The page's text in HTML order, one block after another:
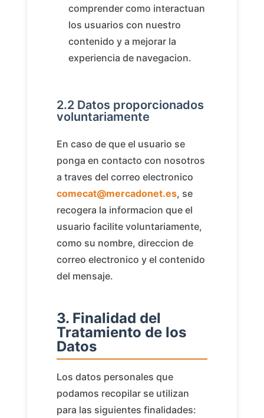
comprender como interactuan
los usuarios con nuestro
contenido y a mejorar la
experiencia de navegacion.
2.2 Datos proporcionados
voluntariamente
En caso de que el usuario se
ponga en contacto con nosotros
a traves del correo electronico
comecat@mercadonet.es, se
recogera la informacion que el
usuario facilite voluntariamente,
como su nombre, direccion de
correo electronico y el contenido
del mensaje.
3. Finalidad del
Tratamiento de los
Datos
Los datos personales que
podamos recopilar se utilizan
para las siguientes finalidades: